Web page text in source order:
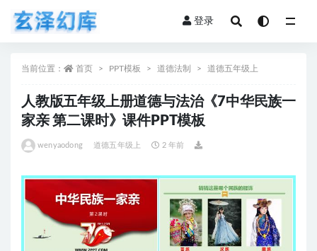
登录
当前位置： 首页 PPT模板 道德法制 道德五年级上
人教版五年级上册道德与法治《7中华民族一
家亲 第二课时》课件PPT模板
wenyaodong 道德五年级上 2 年前